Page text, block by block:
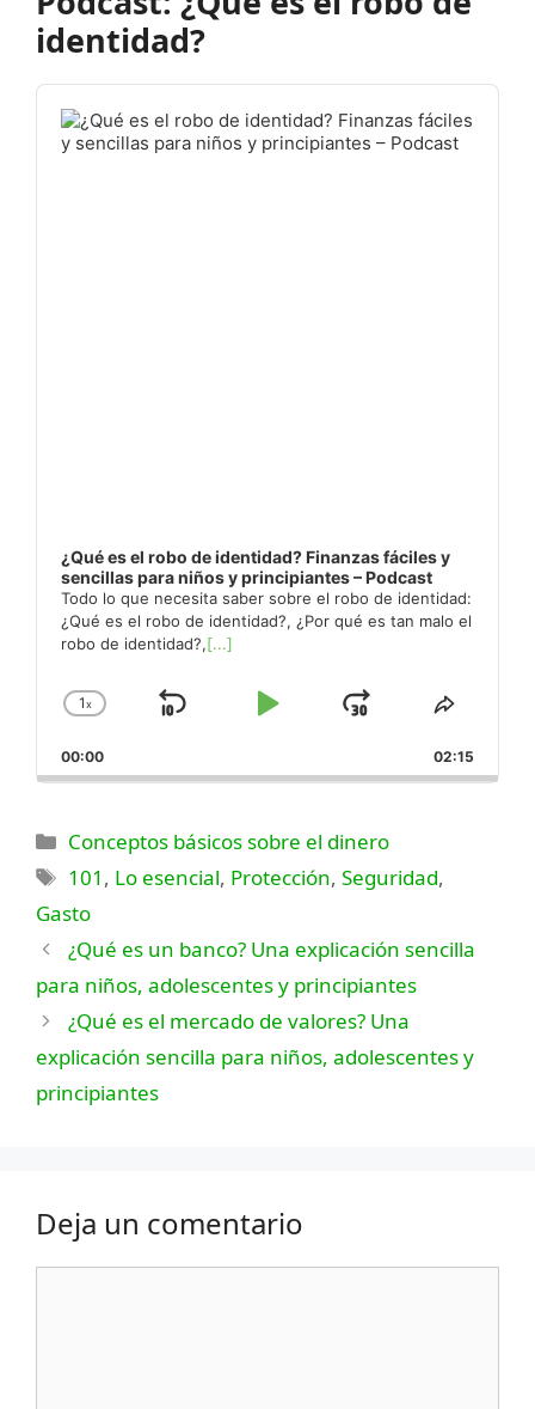
identidad?
Audio
Player
¿Qué es el robo de identidad? Finanzas fáciles y
sencillas para niños y principiantes – Podcast
Todo lo que necesita saber sobre el robo de identidad:
¿Qué es el robo de identidad?, ¿Por qué es tan malo el
robo de identidad?,[...]
Cambiar
velocidad
de
1x
Saltar
atrás
Reproducir
Saltar
hacia
adelante
00:00 02:15
Categorías
Conceptos básicos sobre el dinero
Etiquetas
101 , Lo esencial, Protección,Seguridad,
Gasto
¿Qué es un banco? Una explicación sencilla
para niños, adolescentes y principiantes
¿Qué es el mercado de valores? Una
explicación sencilla para niños, adolescentes y
principiantes
Deja un comentario